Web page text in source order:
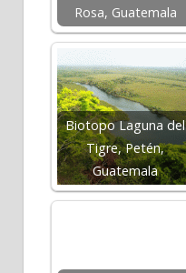
Rosa, Guatemala
Biotopo Laguna del
Tigre, Petén,
Guatemala